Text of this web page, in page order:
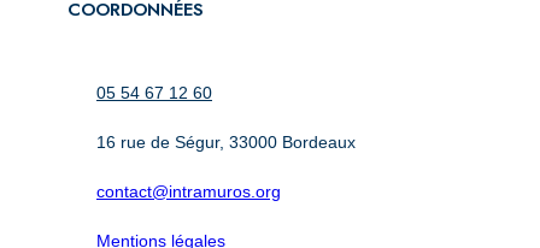
COORDONNÉES
05 54 67 12 60
16 rue de Ségur, 33000 Bordeaux
contact@intramuros.org
Mentions légales